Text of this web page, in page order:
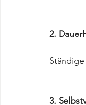
2.
3.